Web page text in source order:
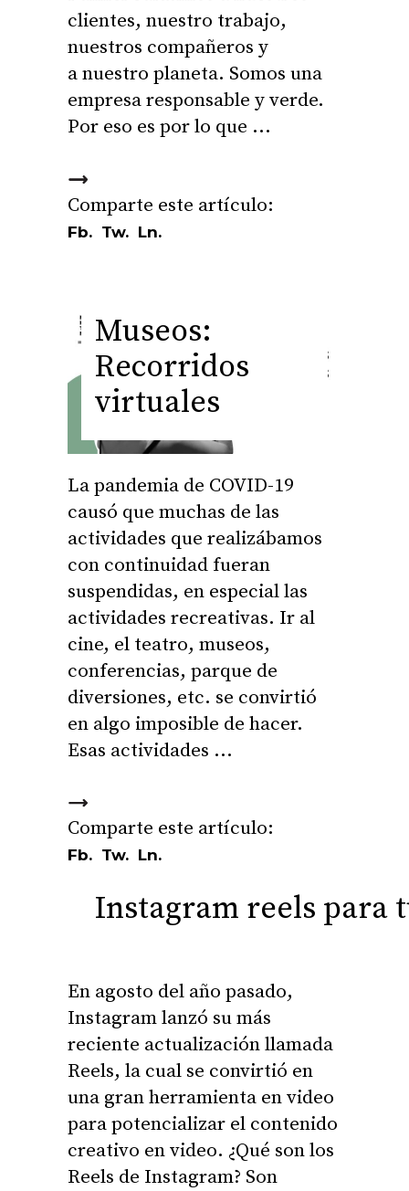
clientes, nuestro trabajo,
nuestros compañeros y
a nuestro planeta. Somos una
empresa responsable y verde.
Por eso es por lo que
Fb. Tw. Ln.
Museos:
Recorridos
virtuales
La pandemia de COVID-19
causó que muchas de las
actividades que realizábamos
con continuidad fueran
suspendidas, en especial las
actividades recreativas. Ir al
cine, el teatro, museos,
conferencias, parque de
diversiones, etc. se convirtió
en algo imposible de hacer.
Esas actividades
Fb. Tw. Ln.
Instagram reels para
En agosto del año pasado,
Instagram lanzó su más
reciente actualización llamada
Reels, la cual se convirtió en
una gran herramienta en video
para potencializar el contenido
creativo en video. ¿Qué son los
Reels de Instagram? Son